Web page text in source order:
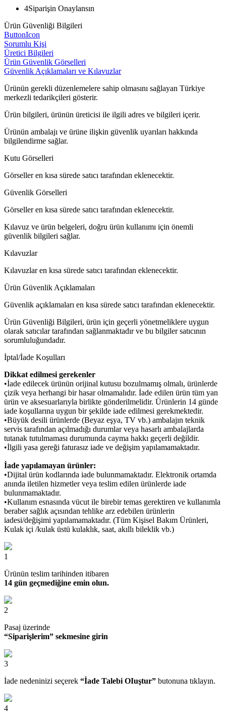
4Siparişin Onaylansın
Ürün Güvenliği Bilgileri
ButtonIcon
Sorumlu Kişi
Üretici Bilgileri
Ürün Güvenlik Görselleri
Güvenlik Açıklamaları ve Kılavuzlar
Ürünün gerekli düzenlemelere sahip olmasını sağlayan Türkiye
merkezli tedarikçileri gösterir.
Ürün bilgileri, ürünün üreticisi ile ilgili adres ve bilgileri içerir.
Ürünün ambalajı ve ürüne ilişkin güvenlik uyarıları hakkında
bilgilendirme sağlar.
Kutu Görselleri
Görseller en kısa sürede satıcı tarafından eklenecektir.
Güvenlik Görselleri
Görseller en kısa sürede satıcı tarafından eklenecektir.
Kılavuz ve ürün belgeleri, doğru ürün kullanımı için önemli
güvenlik bilgileri sağlar.
Kılavuzlar
Kılavuzlar en kısa sürede satıcı tarafından eklenecektir.
Ürün Güvenlik Açıklamaları
Güvenlik açıklamaları en kısa sürede satıcı tarafından eklenecektir.
Ürün Güvenliği Bilgileri, ürün için geçerli yönetmeliklere uygun
olarak satıcılar tarafından sağlanmaktadır ve bu bilgiler satıcının
sorumluluğundadır.
İptal/İade Koşulları
Dikkat edilmesi gerekenler
•İade edilecek ürünün orijinal kutusu bozulmamış olmalı, ürünlerde
çizik veya herhangi bir hasar olmamalıdır. İade edilen ürün tüm yan
ürün ve aksesuarlarıyla birlikte gönderilmelidir. Ürünlerin 14 günde
iade koşullarına uygun bir şekilde iade edilmesi gerekmektedir.
•Büyük desili ürünlerde (Beyaz eşya, TV vb.) ambalajın teknik
servis tarafından açılmadığı durumlar veya hasarlı ambalajlarda
tutanak tutulmaması durumunda cayma hakkı geçerli değildir.
•İlgili yasa gereği faturasız iade ve değişim yapılamamaktadır.
İade yapılamayan ürünler:
•Dijital ürün kodlarında iade bulunmamaktadır. Elektronik ortamda
anında iletilen hizmetler veya teslim edilen ürünlerde iade
bulunmamaktadır.
•Kullanım esnasında vücut ile birebir temas gerektiren ve kullanımla
beraber sağlık açısından tehlike arz edebilen ürünlerin
iadesi/değişimi yapılamamaktadır. (Tüm Kişisel Bakım Ürünleri,
Kulak içi /kulak üstü kulaklık, saat, akıllı bileklik vb.)
1
Ürünün teslim tarihinden itibaren
14 gün geçmediğine emin olun.
2
Pasaj üzerinde
“Siparişlerim” sekmesine girin
3
İade nedeninizi seçerek “İade Talebi OIuştur” butonuna tıklayın.
4